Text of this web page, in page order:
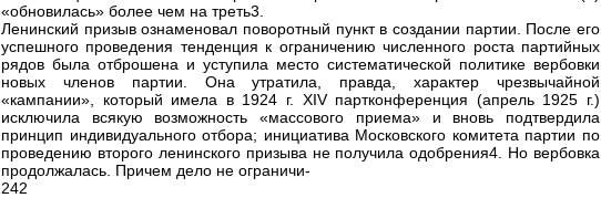
«обновилась» более чем на треть3.
Ленинский призыв ознаменовал поворотный пункт в создании партии. После его
успешного проведения тенденция к ограничению численного роста партийных
рядов была отброшена и уступила место систематической политике вербовки
новых членов партии. Она утратила, правда, характер чрезвычайной
«кампании», который имела в 1924 г. XIV партконференция (апрель 1925 г.)
исключила всякую возможность «массового приема» и вновь подтвердила
принцип индивидуального отбора; инициатива Московского комитета партии по
проведению второго ленинского призыва не получила одобрения4. Но вербовка
продолжалась. Причем дело не ограничи-
242